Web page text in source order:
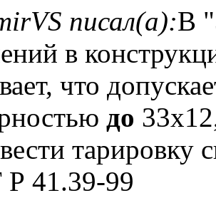
писал(а):В
в
что
до
тарировку
41.39-99